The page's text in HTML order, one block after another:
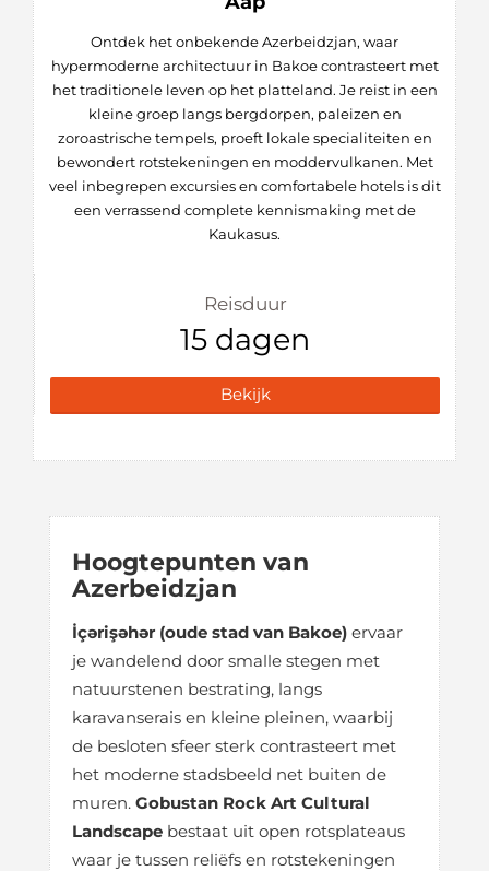
Ontdek het onbekende Azerbeidzjan, waar
hypermoderne architectuur in Bakoe contrasteert met
het traditionele leven op het platteland. Je reist in een
kleine groep langs bergdorpen, paleizen en
zoroastrische tempels, proeft lokale specialiteiten en
bewondert rotstekeningen en moddervulkanen. Met
veel inbegrepen excursies en comfortabele hotels is dit
een verrassend complete kennismaking met de
Kaukasus.
Reisduur
15 dagen
Bekijk
Hoogtepunten van
Azerbeidzjan
İçərişəhər (oude stad van Bakoe) ervaar
je wandelend door smalle stegen met
natuurstenen bestrating, langs
karavanserais en kleine pleinen, waarbij
de besloten sfeer sterk contrasteert met
het moderne stadsbeeld net buiten de
muren. Gobustan Rock Art Cultural
Landscape bestaat uit open rotsplateaus
waar je tussen reliëfs en rotstekeningen